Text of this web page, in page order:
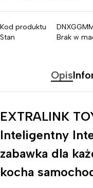
Kod produktu
Stan
Brak w
Opis
EXTRALINK
Inteligentny
zabawka dla
kocha